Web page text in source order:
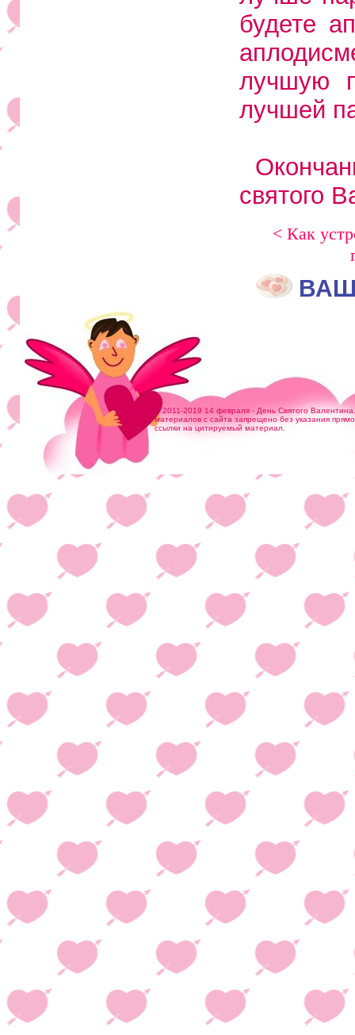
будете
лучшую
лучшей
святого
< Как
© 2011-2019 14 февраля - День Святого
материалов с сайта запрещено без указания
ссылки на цитируемый материал.